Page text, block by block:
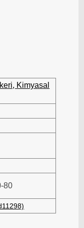
Kimyasal
80